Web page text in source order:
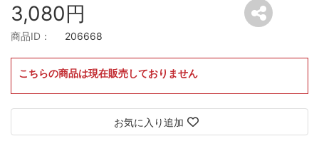
3,080円
商品ID： 206668
こちらの商品は現在販売しておりません
お気に入り追加